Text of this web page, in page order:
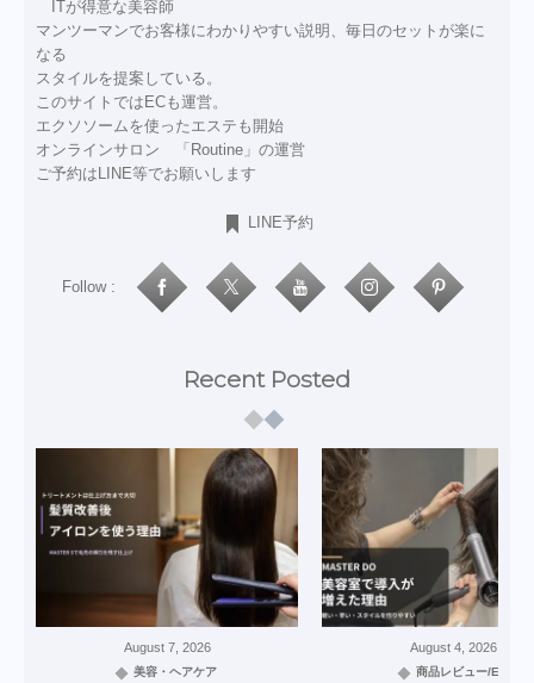
ITが得意な美容師
マンツーマンでお客様にわかりやすい説明、毎日のセットが楽に
なる
スタイルを提案している。
このサイトではECも運営。
エクソソームを使ったエステも開始
オンラインサロン 「Routine」の運営
ご予約はLINE等でお願いします
LINE予約
Follow :
Recent Posted
August 7, 2026
美容・ヘアケア
August 4, 2026
商品レビュー/EC